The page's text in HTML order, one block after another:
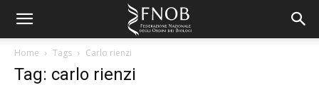
Home Tags Carlo rienzi
Tag: carlo rienzi